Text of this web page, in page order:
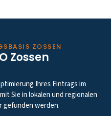
ZOSSEN
Zossen
Ihres Eintrags im
Sie in lokalen und regionalen
gefunden werden.